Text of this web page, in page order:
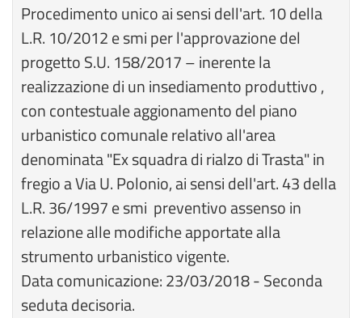
Procedimento unico ai sensi dell'art. 10 della
L.R. 10/2012 e smi per l'approvazione del
progetto S.U. 158/2017 – inerente la
realizzazione di un insediamento produttivo ,
con contestuale aggionamento del piano
urbanistico comunale relativo all'area
denominata "Ex squadra di rialzo di Trasta" in
fregio a Via U. Polonio, ai sensi dell'art. 43 della
L.R. 36/1997 e smi preventivo assenso in
relazione alle modifiche apportate alla
strumento urbanistico vigente.
Data comunicazione: 23/03/2018 - Seconda
seduta decisoria.